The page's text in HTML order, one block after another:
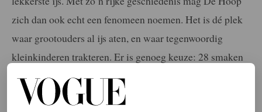
zich dan ook echt een fenomeen noemen. Het is dé plek
waar grootouders al ijs aten, en waar tegenwoordig
kleinkinderen trakteren. Er is genoeg keuze: 28 smaken
op melkbasis, acht op waterbasis en
smaken . Dus of je nu trek hebt in een klassiek bolletje